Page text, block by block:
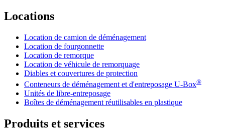
Locations
Location de camion de déménagement
Location de fourgonnette
Location de remorque
Location de véhicule de remorquage
Diables et couvertures de protection
Conteneurs de déménagement et d'entreposage U-Box®
Unités de libre-entreposage
Boîtes de déménagement réutilisables en plastique
Produits et services